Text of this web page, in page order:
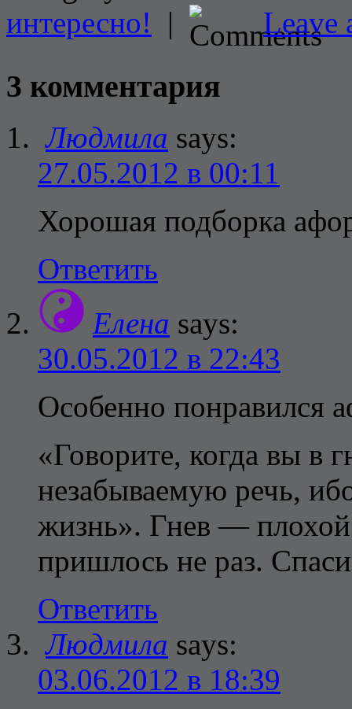
интересно! | Leave
3 комментария
Людмила says:
27.05.2012 в 00:11
Хорошая подборка
Ответить
Елена says:
30.05.2012 в 22:43
Особенно понравился
«Говорите, когда вы в
незабываемую речь,
жизнь». Гнев — плохой
пришлось не раз.
Ответить
Людмила says:
03.06.2012 в 18:39